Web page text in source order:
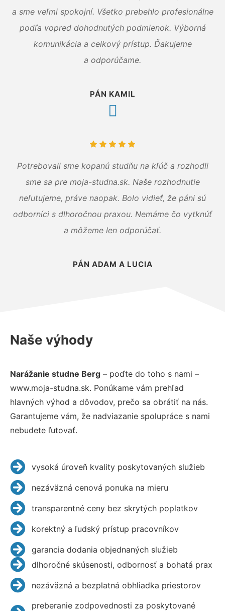
a sme veľmi spokojní. Všetko prebehlo profesionálne
podľa vopred dohodnutých podmienok. Výborná
komunikácia a celkový prístup. Ďakujeme
a odporúčame.
PÁN KAMIL
Potrebovali sme kopanú studňu na kľúč a rozhodli
sme sa pre moja-studna.sk. Naše rozhodnutie
neľutujeme, práve naopak. Bolo vidieť, že páni sú
odborníci s dlhoročnou praxou. Nemáme čo vytknúť
a môžeme len odporúčať.
PÁN ADAM A LUCIA
Naše výhody
Narážanie studne Berg – poďte do toho s nami –
www.moja-studna.sk. Ponúkame vám prehľad
hlavných výhod a dôvodov, prečo sa obrátiť na nás.
Garantujeme vám, že nadviazanie spolupráce s nami
nebudete ľutovať.
vysoká úroveň kvality poskytovaných služieb
nezáväzná cenová ponuka na mieru
transparentné ceny bez skrytých poplatkov
korektný a ľudský prístup pracovníkov
garancia dodania objednaných služieb
dlhoročné skúsenosti, odbornosť a bohatá prax
nezáväzná a bezplatná obhliadka priestorov
preberanie zodpovednosti za poskytované